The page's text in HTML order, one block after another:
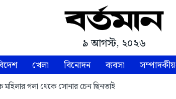
৯ আগস্ট, ২০২৬
খেলা বিনোদন ব্যবসা সম্পাদকীয়
গলা থেকে সোনার চেন ছিনতাই